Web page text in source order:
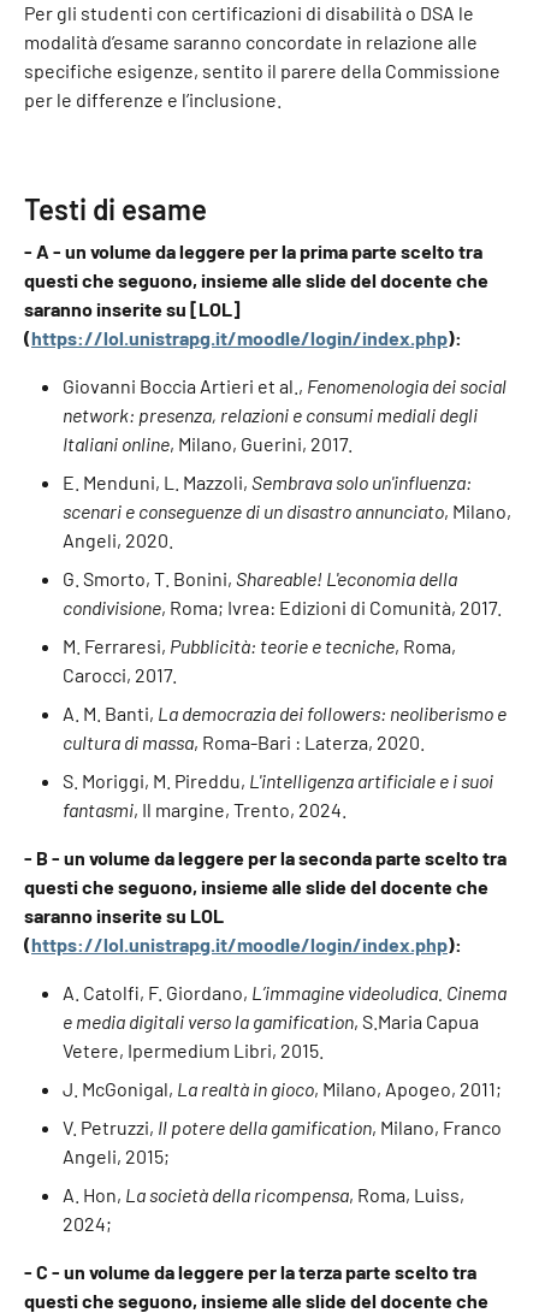
Per gli studenti con certificazioni di disabilità o DSA le
modalità d’esame saranno concordate in relazione alle
specifiche esigenze, sentito il parere della Commissione
per le differenze e l’inclusione.
Testi di esame
- A - un volume da leggere per la prima parte scelto tra
questi che seguono, insieme alle slide del docente che
saranno inserite su [LOL]
(https://lol.unistrapg.it/moodle/login/index.php):
Giovanni Boccia Artieri et al., Fenomenologia dei social
network: presenza, relazioni e consumi mediali degli
Italiani online, Milano, Guerini, 2017.
E. Menduni, L. Mazzoli, Sembrava solo un'influenza:
scenari e conseguenze di un disastro annunciato, Milano,
Angeli, 2020.
G. Smorto, T. Bonini, Shareable! L'economia della
condivisione, Roma; Ivrea: Edizioni di Comunità, 2017.
M. Ferraresi, Pubblicità: teorie e tecniche, Roma,
Carocci, 2017.
A. M. Banti, La democrazia dei followers: neoliberismo e
cultura di massa, Roma-Bari : Laterza, 2020.
S. Moriggi, M. Pireddu, L'intelligenza artificiale e i suoi
fantasmi, Il margine, Trento, 2024.
- B - un volume da leggere per la seconda parte scelto tra
questi che seguono, insieme alle slide del docente che
saranno inserite su LOL
(https://lol.unistrapg.it/moodle/login/index.php):
A. Catolfi, F. Giordano, L’immagine videoludica. Cinema
e media digitali verso la gamification, S.Maria Capua
Vetere, Ipermedium Libri, 2015.
J. McGonigal, La realtà in gioco, Milano, Apogeo, 2011;
V. Petruzzi, Il potere della gamification, Milano, Franco
Angeli, 2015;
A. Hon, La società della ricompensa, Roma, Luiss,
2024;
- C - un volume da leggere per la terza parte scelto tra
questi che seguono, insieme alle slide del docente che